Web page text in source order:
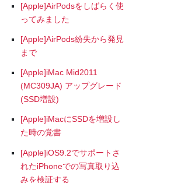
[Apple]AirPodsをしばらく使
ってみました
[Apple]AirPods紛失から発見
まで
[Apple]iMac Mid2011
(MC309JA) アップグレード
(SSD増設)
[Apple]iMacにSSDを増設し
た時の覚書
[Apple]iOS9.2でサポートさ
れたiPhoneでの写真取り込
みを検証する